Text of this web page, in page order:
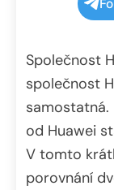
Společnost
společnost
od Huawei
V tomto
porovnání